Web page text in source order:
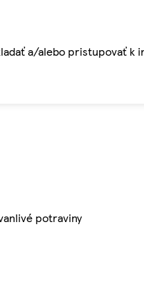
a/alebo pristupovať k
potraviny